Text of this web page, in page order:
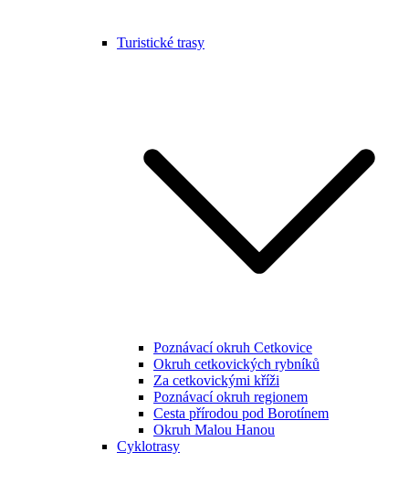
Turistické trasy
Poznávací okruh Cetkovice
Okruh cetkovických rybníků
Za cetkovickými kříži
Poznávací okruh regionem
Cesta přírodou pod Borotínem
Okruh Malou Hanou
Cyklotrasy